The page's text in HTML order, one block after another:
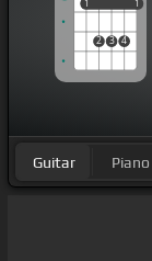
era yo la que
querer lo[Abm]
1
2 3 4
1
1 1
Guitar Piano